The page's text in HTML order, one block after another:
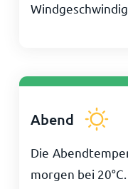
Abend
Die
morgen bei 20°C